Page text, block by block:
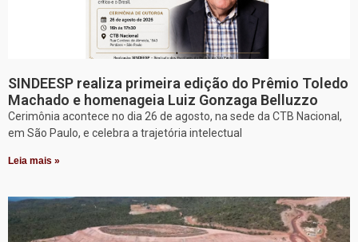
SINDEESP realiza primeira edição do Prêmio Toledo
Machado e homenageia Luiz Gonzaga Belluzzo
Cerimônia acontece no dia 26 de agosto, na sede da CTB Nacional,
em São Paulo, e celebra a trajetória intelectual
Leia mais »